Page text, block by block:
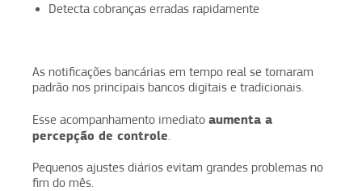
Detecta cobranças erradas rapidamente
As notificações bancárias em tempo real se tornaram
padrão nos principais bancos digitais e tradicionais.
Esse acompanhamento imediato aumenta a
percepção de controle.
Pequenos ajustes diários evitam grandes problemas no
fim do mês.